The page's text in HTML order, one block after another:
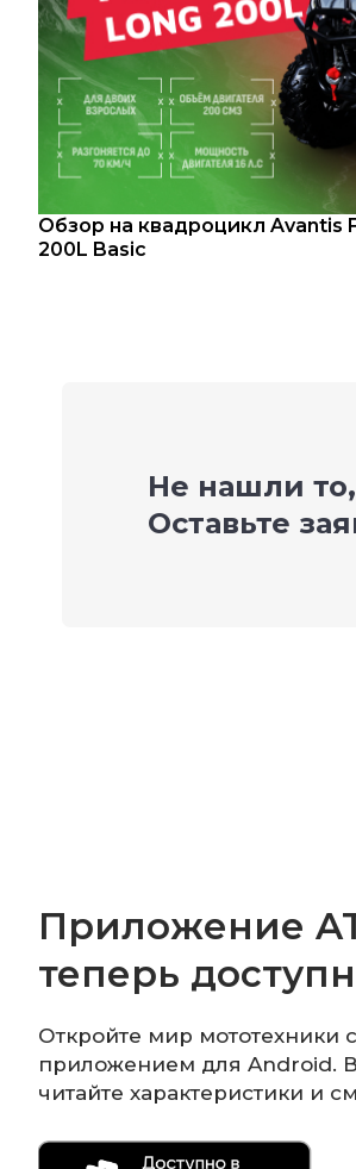
Обзор на квадроцикл Avantis
200L Basic
Не нашли
Оставьте
Приложение
теперь
Откройте мир мототехники
приложением для Android.
читайте характеристики и